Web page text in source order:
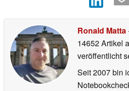
Ronald Matta
14652 Artikel
veröffentlicht
Seit 2007 bin